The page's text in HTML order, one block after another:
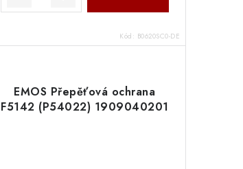
Kód: B0620SC0-DE
EMOS Přepěťová ochrana
F5142 (P54022) 1909040201